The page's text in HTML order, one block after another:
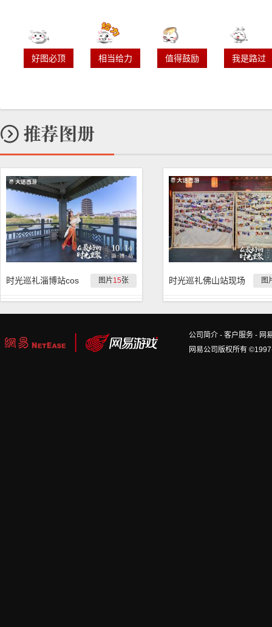
好图必顶 相当给力 值得鼓励 我是路过
图片15张
时光巡礼淄博站cos 图
时光巡礼佛山站现场
公司简介 - 客户服务 - 网
网易公司版权所有